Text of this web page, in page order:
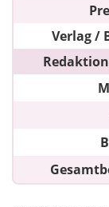
Verlag /